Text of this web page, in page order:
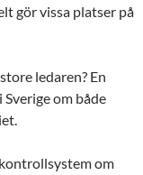
gör vissa platser på
ledaren? En
om både
om